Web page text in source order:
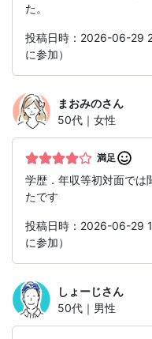
た。
投稿日時：2026-06-29
に参加）
まおみのさん
50代｜女性
満足
学歴．年収等初対面では
たです
投稿日時：2026-06-29
に参加）
しょーじさん
50代｜男性